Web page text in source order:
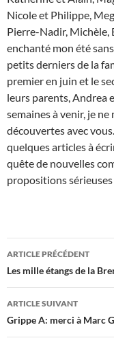
Nicole et Philippe,
Pierre-Nadir,
enchanté mon été
petits derniers de la
premier en juin et le
leurs parents, Andrea
semaines à venir, je
découvertes avec
quelques articles à
quête de nouvelles
propositions
Navigation
des
articles
ARTICLE PRÉCÉDENT
Les mille étangs de la
ARTICLE SUIVANT
Grippe A: merci à Marc